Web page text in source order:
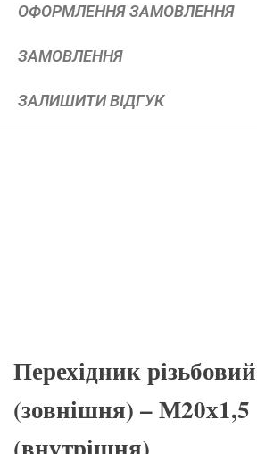
ОФОРМЛЕННЯ ЗАМОВЛЕННЯ
ЗАМОВЛЕННЯ
ЗАЛИШИТИ ВІДГУК
Перехідник
(зовнішня) – М20х1,5